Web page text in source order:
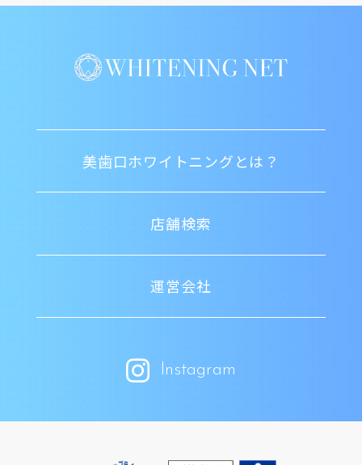
美歯口ホワイトニングとは？
店舗検索
運営会社
Instagram